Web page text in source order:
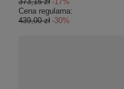
Cena regularna:
439,00 zł -30%